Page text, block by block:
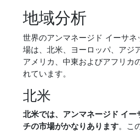
地域分析
世界のアンマネージド イーサ
場は、北米、ヨーロッパ、アジ
アメリカ、中東およびアフリカ
れています。
北米
北米では、アンマネージド イー
チの市場がかなりあります。こ